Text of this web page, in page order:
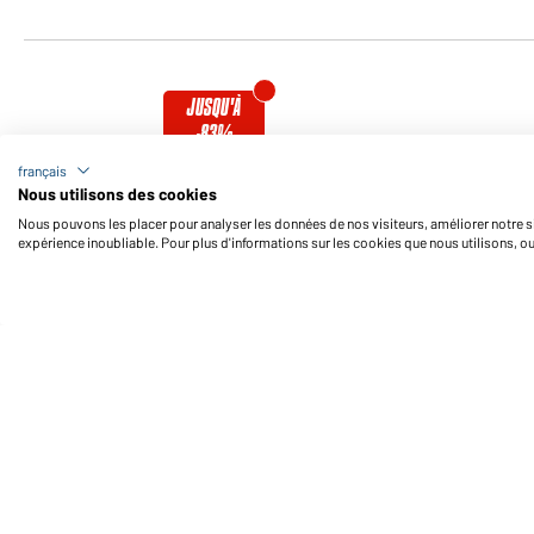
JUSQU'À
-83%
Veste softshell sport
français
Nous utilisons des cookies
Nous pouvons les placer pour analyser les données de nos visiteurs, améliorer notre
expérience inoubliable. Pour plus d'informations sur les cookies que nous utilisons,